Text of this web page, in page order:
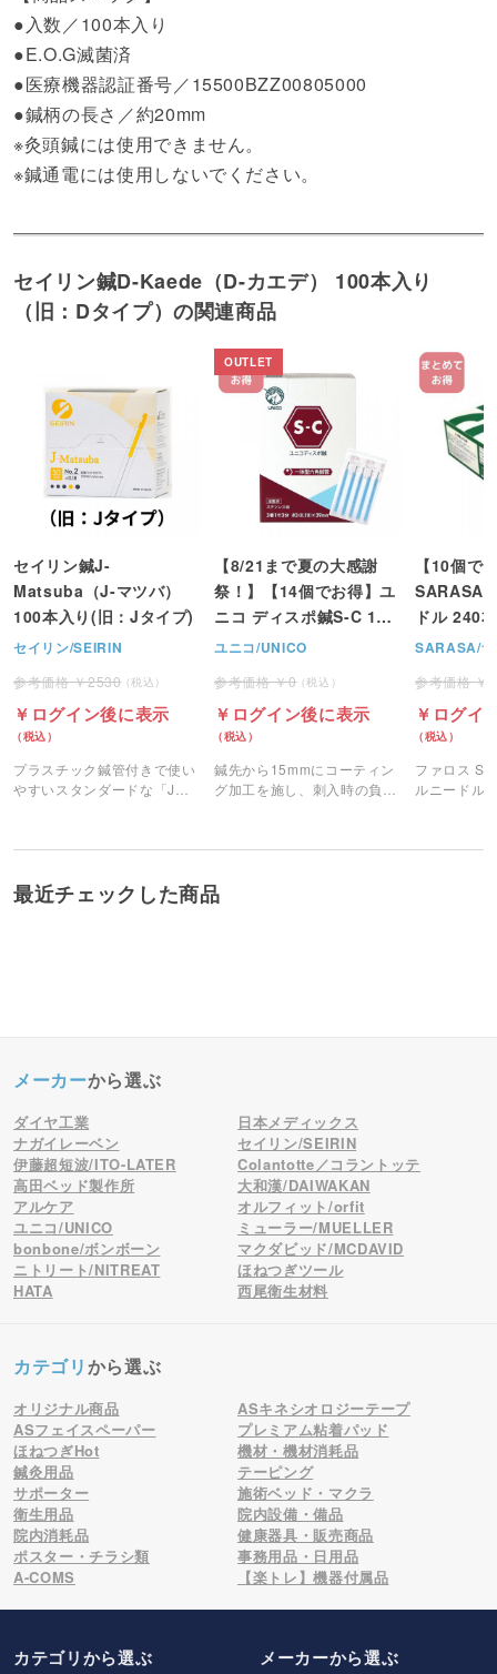
●入数／100本入り
●E.O.G滅菌済
●医療機器認証番号／15500BZZ00805000
●鍼柄の長さ／約20mm
※灸頭鍼には使用できません。
※鍼通電には使用しないでください。
セイリン鍼D-Kaede（D-カエデ） 100本入り
（旧：Dタイプ）の関連商品
セイリン鍼J-
Matsuba（J-マツバ）
100本入り(旧：Jタイプ)
セイリン/SEIRIN
2530
ログイン後に表示
プラスチック鍼管付きで使い
やすいスタンダードな「Jタ
【8/21まで夏の大感謝
祭！】【14個でお得】ユ
ニコ ディスポ鍼S-C 100
本入り（個包装）
ユニコ/UNICO
0
ログイン後に表示
鍼先から15mmにコーティン
グ加工を施し、刺入時の負担
【10個で
SARASA
ドル 240
SARASA/
ログイ
ファロス
ルニードル
最近チェックした商品
メーカーから選ぶ
ダイヤ工業
日本メディックス
ナガイレーベン
セイリン/SEIRIN
伊藤超短波/ITO-LATER
Colantotte／コラントッテ
高田ベッド製作所
大和漢/DAIWAKAN
アルケア
オルフィット/orfit
ユニコ/UNICO
ミューラー/MUELLER
bonbone/ボンボーン
マクダビッド/MCDAVID
ニトリート/NITREAT
ほねつぎツール
HATA
西尾衛生材料
カテゴリから選ぶ
オリジナル商品
ASキネシオロジーテープ
ASフェイスペーパー
プレミアム粘着パッド
ほねつぎHot
機材・機材消耗品
鍼灸用品
テーピング
サポーター
施術ベッド・マクラ
衛生用品
院内設備・備品
院内消耗品
健康器具・販売商品
ポスター・チラシ類
事務用品・日用品
A-COMS
【楽トレ】機器付属品
カテゴリから選ぶ メーカーから選ぶ